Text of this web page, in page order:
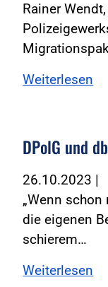
Rainer
Weiterlesen
DPolG und
26.10.2023 |
„Wenn
die eigenen
schierem…
Weiterlesen